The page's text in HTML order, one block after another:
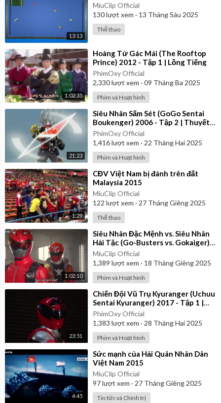
13:13
MiuClip Official
130lượt xem · 13 Tháng Sáu 2025
Thể thao
1:02:35
⁣Hoàng Tử Gác Mái (The Rooftop
Prince) 2012 - Tập 1 | Lồng Tiếng
PhimOxy Official
2,330lượt xem · 09 Tháng Ba 2025
Phim và Hoạt hình
21:23
⁣Siêu Nhân Sấm Sét (GoGo Sentai
Boukenger) 2006 - Tập 2 | Thuyết
Minh
PhimOxy Official
1,416lượt xem · 22 Tháng Hai 2025
Phim và Hoạt hình
1:29
⁣CĐV Việt Nam bị đánh trên đất
Malaysia 2015
MiuClip Official
122 lượt xem · 27 Tháng Giêng 2025
Thể thao
1:02:10
⁣Siêu Nhân Đặc Mệnh vs. Siêu Nhân
Hải Tặc (Go-Busters vs. Gokaiger) |
Vietsub
MiuClip Official
1,389 lượt xem · 18 Tháng Giêng 2025
Phim và Hoạt hình
23:51
⁣Chiến Đội Vũ Trụ Kyuranger (Uchuu
Sentai Kyuranger) 2017 - Tập 1 |
Thuyết Minh
PhimOxy Official
1,383 lượt xem · 28 Tháng Hai 2025
Phim và Hoạt hình
4:45
⁣Sức mạnh của Hải Quân Nhân Dân
Việt Nam 2015
MiuClip Official
97lượt xem · 27 Tháng Giêng 2025
Tin tức và Chính trị